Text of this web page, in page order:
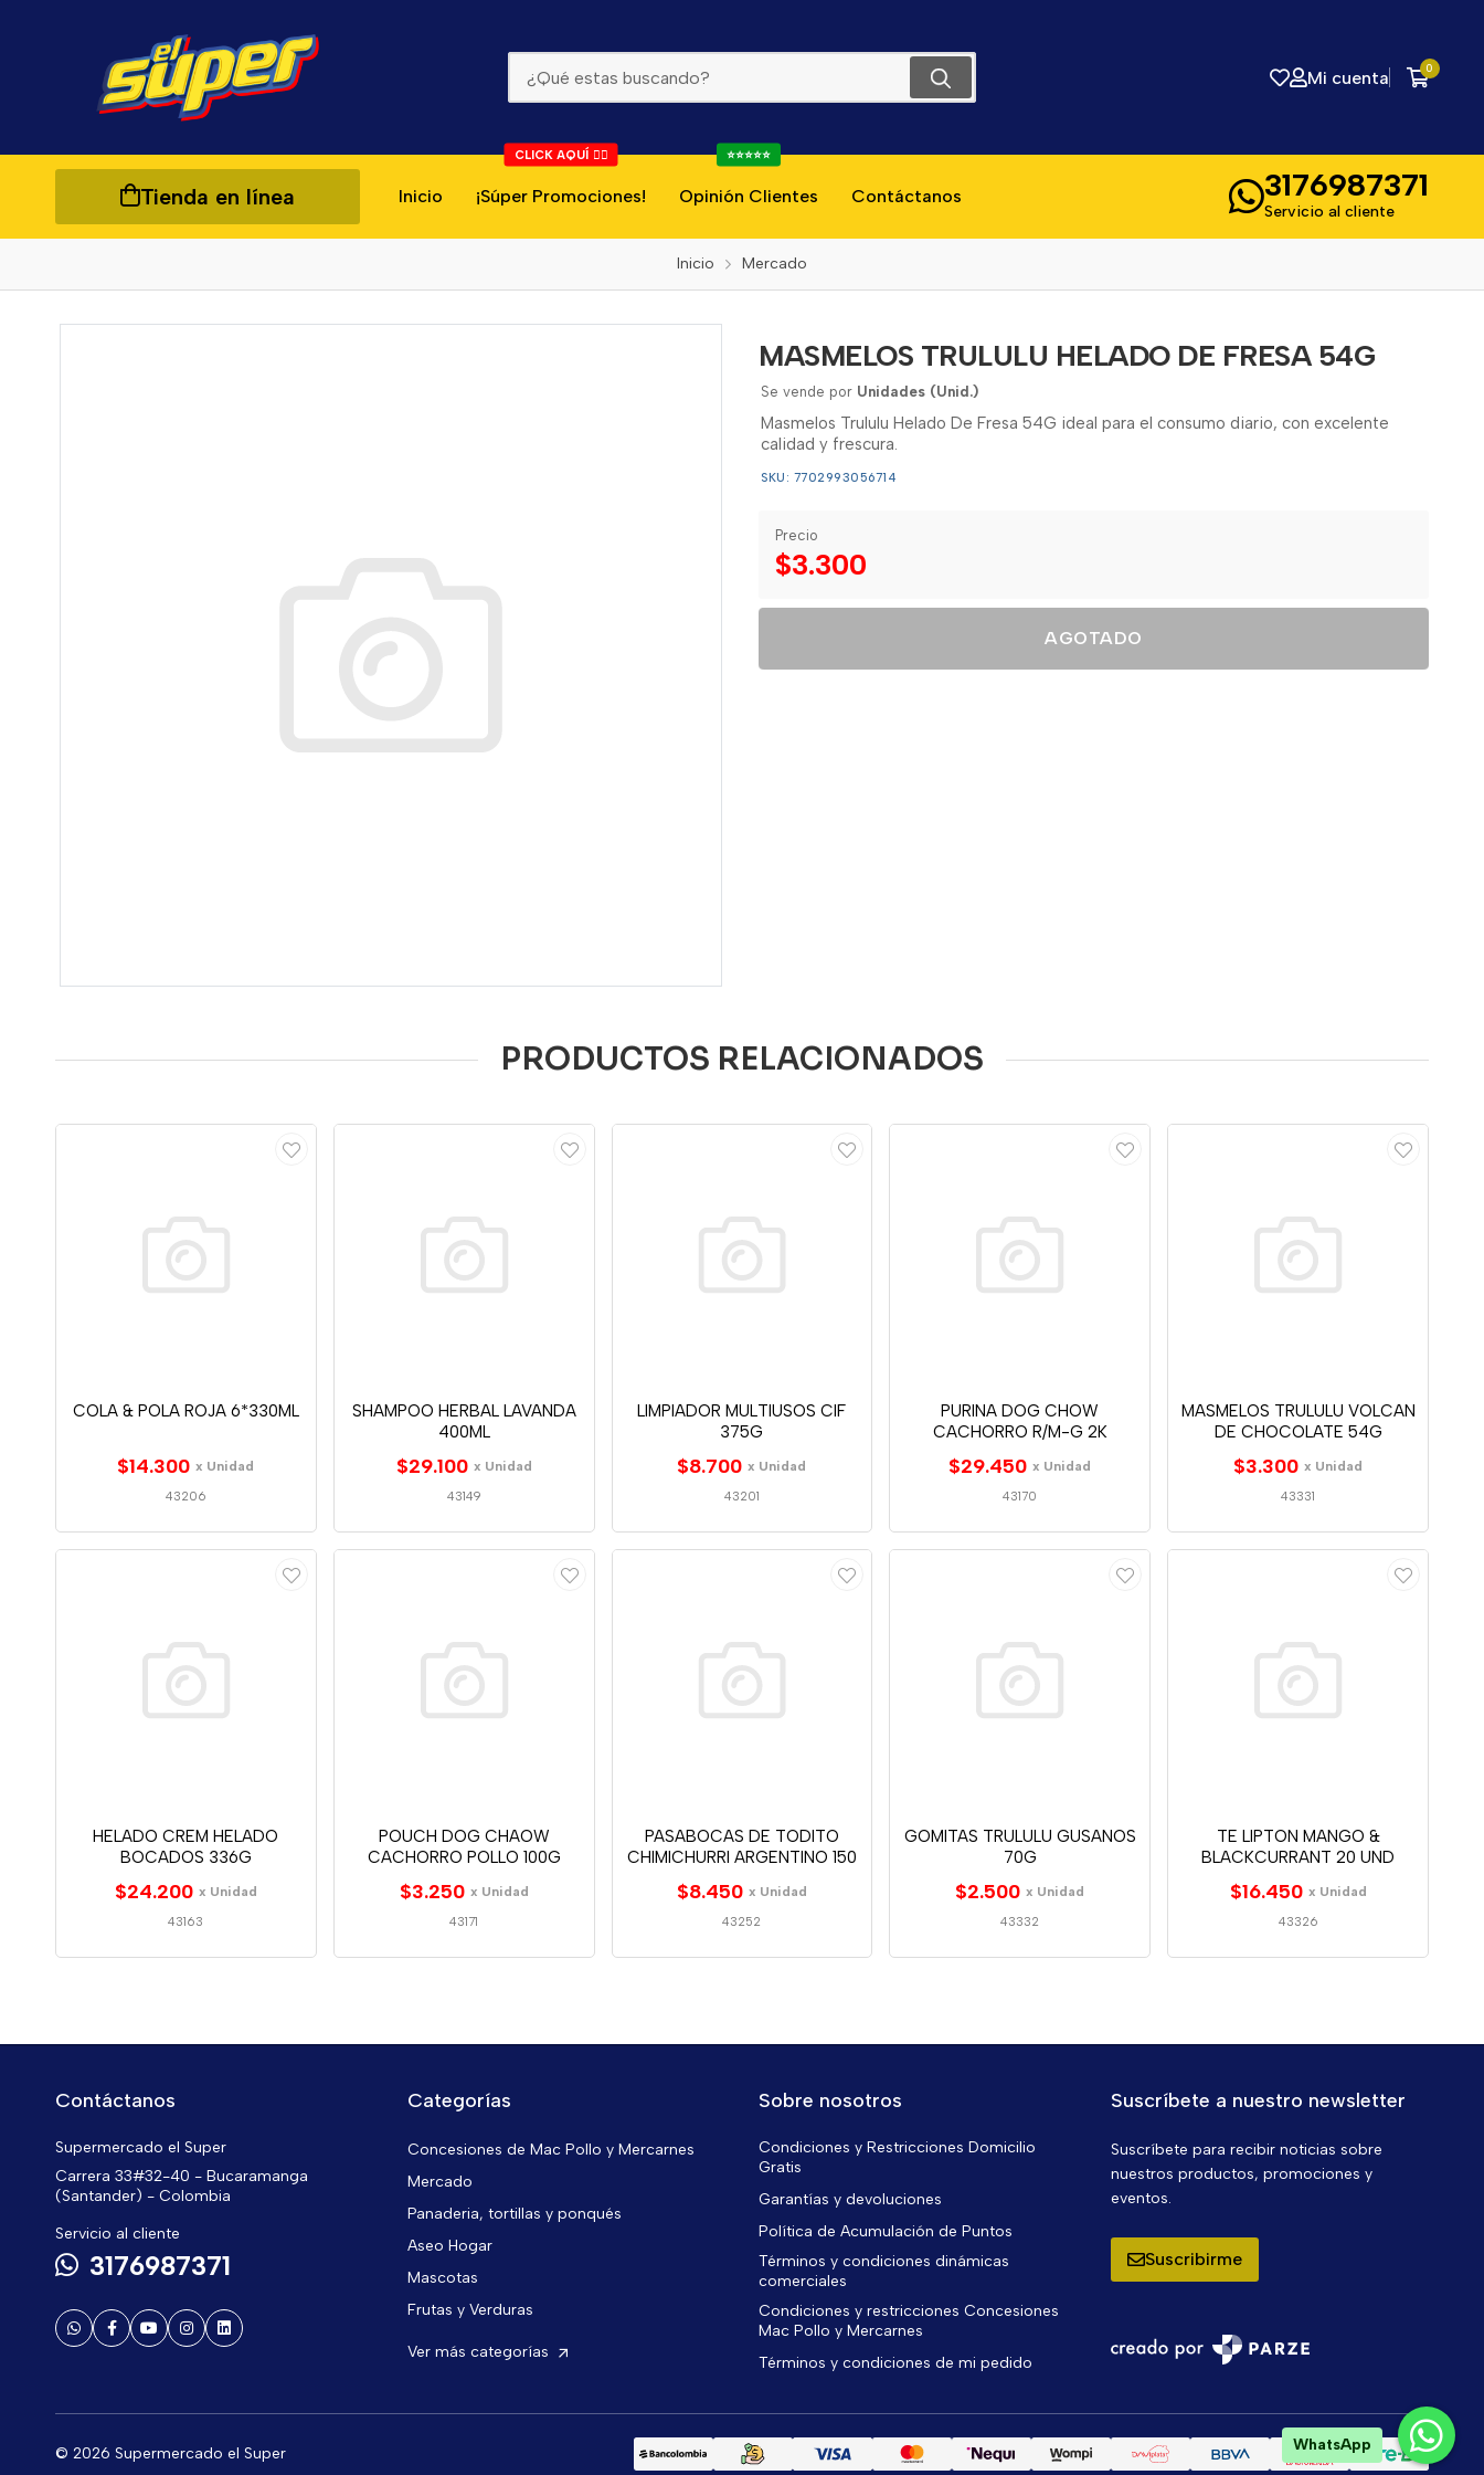
Mi cuenta 0
Tienda en línea Inicio ¡Súper Promociones!
CLICK AQUÍ 👇🏻
Opinión Clientes
⭐⭐⭐⭐⭐
Contáctanos 3176987371
Servicio al cliente
Inicio Mercado
MASMELOS TRULULU HELADO DE FRESA 54G
Se vende por Unidades (Unid.)
Masmelos Trululu Helado De Fresa 54G ideal para el consumo diario, con excelente
calidad y frescura.
SKU: 7702993056714
Precio
$3.300
AGOTADO
PRODUCTOS RELACIONADOS
COLA & POLA ROJA 6*330ML
$14.300 x Unidad
43206
SHAMPOO HERBAL LAVANDA
400ML
$29.100 x Unidad
43149
LIMPIADOR MULTIUSOS CIF
375G
$8.700 x Unidad
43201
PURINA DOG CHOW
CACHORRO R/M-G 2K
$29.450 x Unidad
43170
MASMELOS TRULULU VOLCAN
DE CHOCOLATE 54G
$3.300 x Unidad
43331
HELADO CREM HELADO
BOCADOS 336G
$24.200 x Unidad
43163
POUCH DOG CHAOW
CACHORRO POLLO 100G
$3.250 x Unidad
43171
PASABOCAS DE TODITO
CHIMICHURRI ARGENTINO 150
$8.450 x Unidad
43252
GOMITAS TRULULU GUSANOS
70G
$2.500 x Unidad
43332
TE LIPTON MANGO &
BLACKCURRANT 20 UND
$16.450 x Unidad
43326
Contáctanos
Supermercado el Super
Carrera 33#32-40 - Bucaramanga
(Santander) - Colombia
Servicio al cliente
3176987371
Categorías
Concesiones de Mac Pollo y Mercarnes
Mercado
Panaderia, tortillas y ponqués
Aseo Hogar
Mascotas
Frutas y Verduras
Ver más categorías
Sobre nosotros
Condiciones y Restricciones Domicilio
Gratis
Garantías y devoluciones
Política de Acumulación de Puntos
Términos y condiciones dinámicas
comerciales
Condiciones y restricciones Concesiones
Mac Pollo y Mercarnes
Términos y condiciones de mi pedido
Suscríbete a nuestro newsletter
Suscríbete para recibir noticias sobre
nuestros productos, promociones y
eventos.
Suscribirme
© 2026 Supermercado el Super WhatsApp